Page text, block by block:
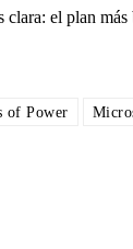
el plan más
of Power